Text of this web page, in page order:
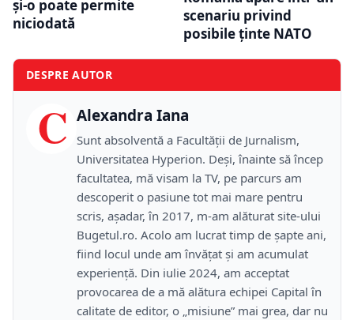
și-o poate permite
niciodată
scenariu privind
posibile ținte NATO
DESPRE AUTOR
C Alexandra Iana
Sunt absolventă a Facultății de Jurnalism,
Universitatea Hyperion. Deși, înainte să încep
facultatea, mă visam la TV, pe parcurs am
descoperit o pasiune tot mai mare pentru
scris, așadar, în 2017, m-am alăturat site-ului
Bugetul.ro. Acolo am lucrat timp de șapte ani,
fiind locul unde am învățat și am acumulat
experiență. Din iulie 2024, am acceptat
provocarea de a mă alătura echipei Capital în
calitate de editor, o „misiune” mai grea, dar nu